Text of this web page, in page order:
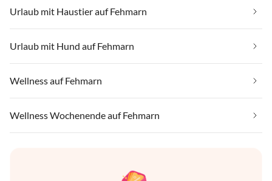
Urlaub mit Haustier auf Fehmarn
Urlaub mit Hund auf Fehmarn
Wellness auf Fehmarn
Wellness Wochenende auf Fehmarn